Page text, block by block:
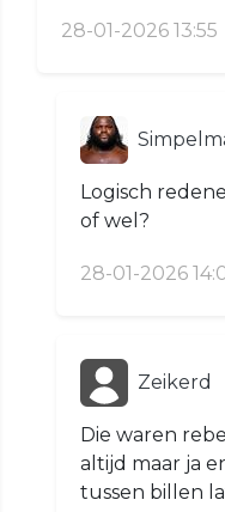
28-01-2026 13:55
Logisch
of wel?
28-01-2026
Zeikerd
Die waren
altijd maar ja
tussen billen